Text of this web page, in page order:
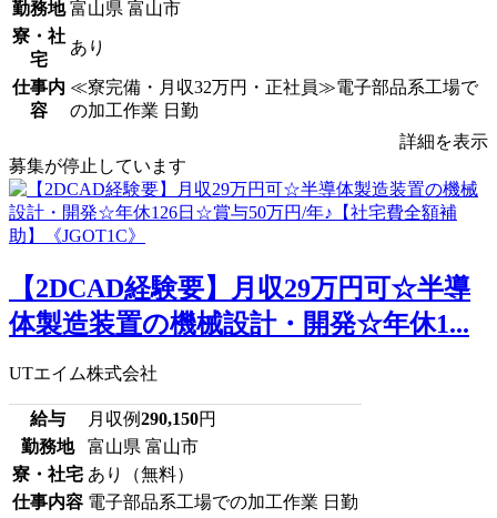
勤務地 富山県 富山市
寮・社
宅
あり
仕事内
容
≪寮完備・月収32万円・正社員≫電子部品系工場で
の加工作業 日勤
詳細を表示
募集が停止しています
【2DCAD経験要】月収29万円可☆半導
体製造装置の機械設計・開発☆年休1...
UTエイム株式会社
給与 月収例290,150円
勤務地
富山県 富山市
寮・社宅 あり（無料）
仕事内容 電子部品系工場での加工作業 日勤